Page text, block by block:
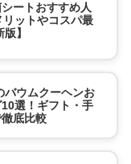
ートおすすめ人
ットやコスパ最
】
バウムクーヘンお
選！ギフト・手
底比較